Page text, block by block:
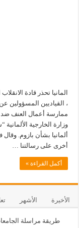
المانيا تحذر قادة
، القياديين المسؤولين
ممارسة أعمال العنف ضد
وزارة الخارجية
ألمانيا بشأن بازوم.
أخرى على رسالتنا …
أكمل القراءة »
الأخيرة الأشهر
طريقة مراسلة